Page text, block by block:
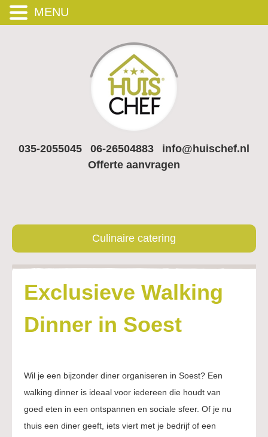
035-2055045 06-26504883
info@huischef.nl
Offerte aanvragen
Culinaire catering
Exclusieve Walking
Dinner in Soest
Wil je een bijzonder diner organiseren in Soest? Een
walking dinner is ideaal voor iedereen die houdt van
goed eten in een ontspannen en sociale sfeer. Of je nu
thuis een diner geeft, iets viert met je bedrijf of een
MENU